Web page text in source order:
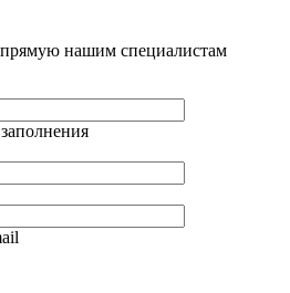
поля
нашим специалистам